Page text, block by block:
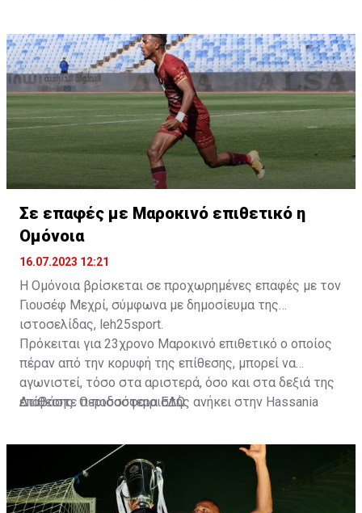
δώοσυν το παρών τους στην απογευματινή προπόνηση
της ομάδας.
Σε επαφές με Μαροκινό επιθετικό η
Ομόνοια
16.07.2023 12:21
Η Ομόνοια βρίσκεται σε προχωρημένες επαφές με τον
Γιουσέφ Μεχρί, σύμφωνα με δημοσίευμα της
ιστοσελίδας, leh25sport.
Πρόκειται για 23χρονο Μαροκινό επιθετικό ο οποίος
πέραν από την κορυφή της επίθεσης, μπορεί να
αγωνιστεί, τόσο στα αριστερά, όσο και στα δεξιά της
επίθεσης. Ο ποδοσφαιριστής ανήκει στην Hassania
2026.
Διαβάστε περισσότεραΕΔΩ.